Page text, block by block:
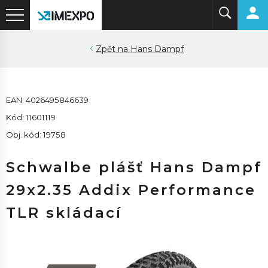
Hans Dampf
EAN: 4026495846639
Kód: 11601119
Obj. kód: 19758
Schwalbe plášť Hans Dampf
29x2.35 Addix Performance
TLR skládací